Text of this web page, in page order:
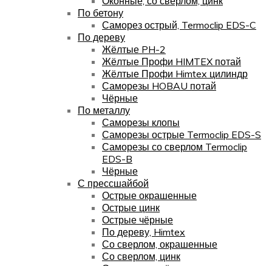
По бетону
Саморез острый, Termoclip EDS-C
По дереву
Жёлтые PH-2
Жёлтые Профи HIMTEX потай
Жёлтые Профи Himtex цилиндр
Саморезы HOBAU потай
Чёрные
По металлу
Саморезы клопы
Саморезы острые Termoclip EDS-S
Саморезы со сверлом Termoclip
EDS-B
Чёрные
С прессшайбой
Острые окрашенные
Острые цинк
Острые чёрные
По дереву, Himtex
Со сверлом, окрашенные
Со сверлом, цинк